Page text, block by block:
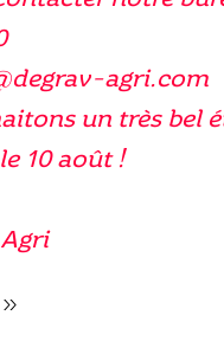
agri.com
un très bel
10 août !